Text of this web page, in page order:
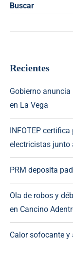
Buscar
Recientes
Gobierno anuncia
en La Vega
INFOTEP
electricistas junto
PRM deposita
Ola de robos y
en Cancino
Calor sofocante y